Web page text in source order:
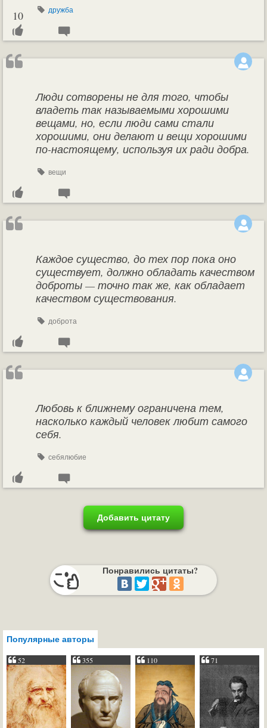
дружба
10
Люди сотворены не для того, чтобы
владеть так называемыми хорошими
вещами, но, если люди сами стали
хорошими, они делают и вещи хорошими
по-настоящему, используя их ради добра.
вещи
Каждое существо, до тех пор пока оно
существует, должно обладать качеством
доброты — точно так же, как обладает
качеством существования.
доброта
Любовь к ближнему ограничена тем,
насколько каждый человек любит самого
себя.
себялюбие
Добавить цитату
Понравились цитаты?
Популярные авторы
52 355 110 71